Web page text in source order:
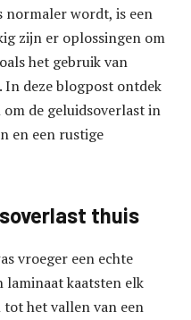
normaler wordt, is een
zijn er oplossingen om
het gebruik van
In deze blogpost ontdek
de geluidsoverlast in
en een rustige
thuis
vroeger een echte
laminaat kaatsten elk
het vallen van een